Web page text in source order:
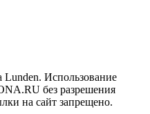
Использование
без разрешения
на сайт запрещено.